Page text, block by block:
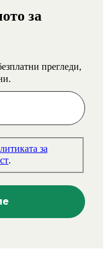
за
прегледи,
за
.